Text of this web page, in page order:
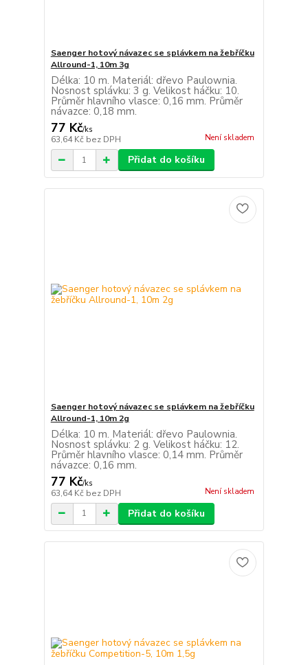
Saenger hotový návazec se splávkem na žebříčku
Allround-1, 10m 3g
Délka: 10 m. Materiál: dřevo Paulownia.
Nosnost splávku: 3 g. Velikost háčku: 10.
Průměr hlavního vlasce: 0,16 mm. Průměr
návazce: 0,18 mm.
77 Kč/ks
63,64 Kč bez DPH Není skladem
Přidat do košíku
Saenger hotový návazec se splávkem na žebříčku
Allround-1, 10m 2g
Délka: 10 m. Materiál: dřevo Paulownia.
Nosnost splávku: 2 g. Velikost háčku: 12.
Průměr hlavního vlasce: 0,14 mm. Průměr
návazce: 0,16 mm.
77 Kč/ks
63,64 Kč bez DPH Není skladem
Přidat do košíku